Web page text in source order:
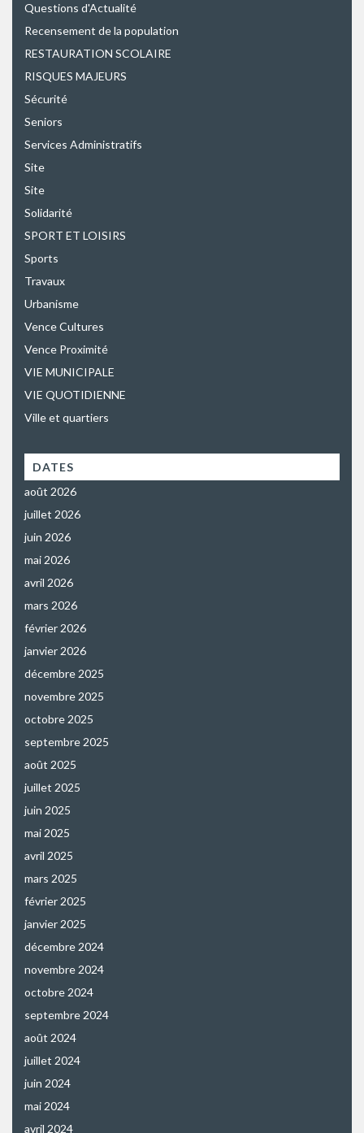
Questions d'Actualité
Recensement de la population
RESTAURATION SCOLAIRE
RISQUES MAJEURS
Sécurité
Seniors
Services Administratifs
Site
Site
Solidarité
SPORT ET LOISIRS
Sports
Travaux
Urbanisme
Vence Cultures
Vence Proximité
VIE MUNICIPALE
VIE QUOTIDIENNE
Ville et quartiers
DATES
août 2026
juillet 2026
juin 2026
mai 2026
avril 2026
mars 2026
février 2026
janvier 2026
décembre 2025
novembre 2025
octobre 2025
septembre 2025
août 2025
juillet 2025
juin 2025
mai 2025
avril 2025
mars 2025
février 2025
janvier 2025
décembre 2024
novembre 2024
octobre 2024
septembre 2024
août 2024
juillet 2024
juin 2024
mai 2024
avril 2024